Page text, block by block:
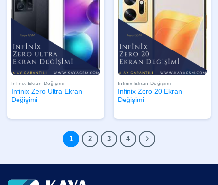
Infinix Ekran Değişimi
Infinix Zero Ultra Ekran
Değişimi
Infinix Ekran Değişimi
Infinix Zero 20 Ekran
Değişimi
1 2 3 4